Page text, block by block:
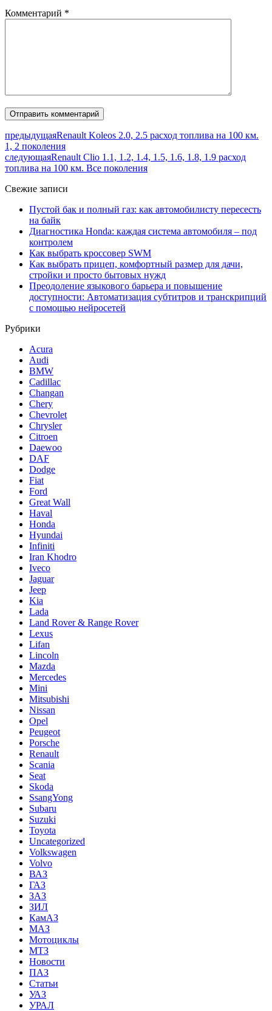
Комментарий *
предыдущаяRenault Koleos 2.0, 2.5 расход топлива на 100 км.
1, 2 поколения
следующаяRenault Clio 1.1, 1.2, 1.4, 1.5, 1.6, 1.8, 1.9 расход
топлива на 100 км. Все поколения
Свежие записи
Пустой бак и полный газ: как автомобилисту пересесть
на байк
Диагностика Honda: каждая система автомобиля – под
контролем
Как выбрать кроссовер SWM
Как выбрать прицеп, комфортный размер для дачи,
стройки и просто бытовых нужд
Преодоление языкового барьера и повышение
доступности: Автоматизация субтитров и транскрипций
с помощью нейросетей
Рубрики
Acura
Audi
BMW
Cadillac
Changan
Chery
Chevrolet
Chrysler
Citroen
Daewoo
DAF
Dodge
Fiat
Ford
Great Wall
Haval
Honda
Hyundai
Infiniti
Iran Khodro
Iveco
Jaguar
Jeep
Kia
Lada
Land Rover & Range Rover
Lexus
Lifan
Lincoln
Mazda
Mercedes
Mini
Mitsubishi
Nissan
Opel
Peugeot
Porsche
Renault
Scania
Seat
Skoda
SsangYong
Subaru
Suzuki
Toyota
Uncategorized
Volkswagen
Volvo
ВАЗ
ГАЗ
ЗАЗ
ЗИЛ
КамАЗ
МАЗ
Мотоциклы
МТЗ
Новости
ПАЗ
Статьи
УАЗ
УРАЛ